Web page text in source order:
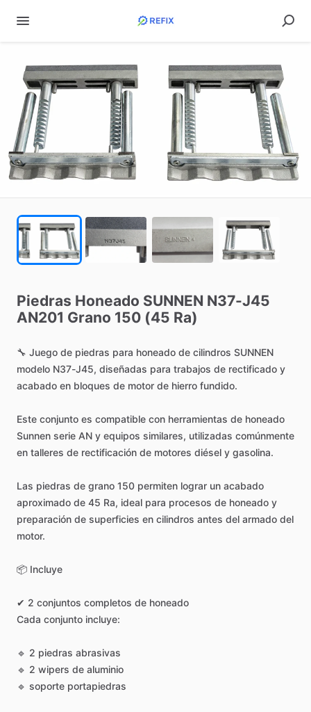
Piedras Honeado SUNNEN N37-J45
AN201 Grano 150 (45 Ra)
🔧 Juego de piedras para honeado de cilindros SUNNEN
modelo N37-J45, diseñadas para trabajos de rectificado y
acabado en bloques de motor de hierro fundido.
Este conjunto es compatible con herramientas de honeado
Sunnen serie AN y equipos similares, utilizadas comúnmente
en talleres de rectificación de motores diésel y gasolina.
Las piedras de grano 150 permiten lograr un acabado
aproximado de 45 Ra, ideal para procesos de honeado y
preparación de superficies en cilindros antes del armado del
motor.
📦 Incluye
✔ 2 conjuntos completos de honeado
Cada conjunto incluye:
🔹 2 piedras abrasivas
🔹 2 wipers de aluminio
🔹 soporte portapiedras